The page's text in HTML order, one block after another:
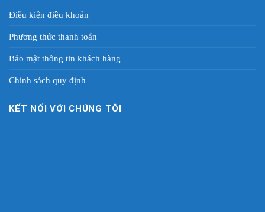
Điều kiện điều khoản
Phương thức thanh toán
Bảo mật thông tin khách hàng
Chính sách quy định
KẾT NỐI VỚI CHÚNG TÔI